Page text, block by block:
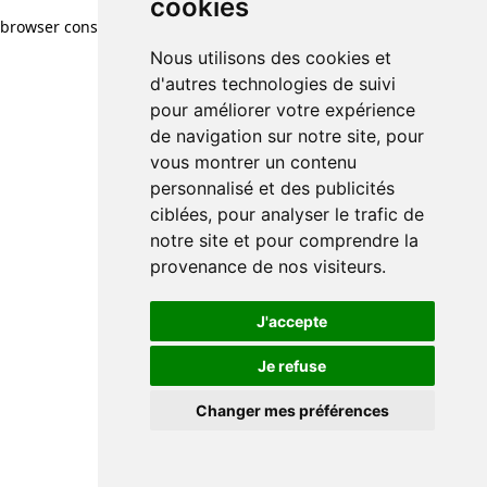
cookies
Nous utilisons des cookies et
d'autres technologies de suivi
pour améliorer votre expérience
de navigation sur notre site, pour
vous montrer un contenu
personnalisé et des publicités
ciblées, pour analyser le trafic de
notre site et pour comprendre la
provenance de nos visiteurs.
J'accepte
Je refuse
Changer mes préférences
browser console for more information)